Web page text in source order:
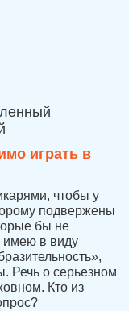
играть в
чтобы у
подвержены
бы не
имею в виду
Речь о серьезном
Кто из